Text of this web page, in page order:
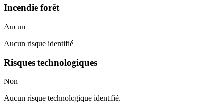
Incendie forêt
Aucun
Aucun risque identifié.
Risques technologiques
Non
Aucun risque technologique identifié.